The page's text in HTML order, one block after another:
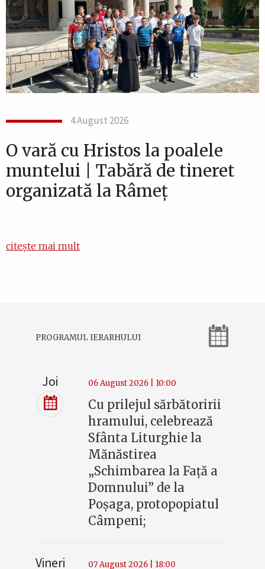
4 August 2026
O vară cu Hristos la poalele
muntelui | Tabără de tineret
organizată la Râmeț
citește mai mult
PROGRAMUL IERARHULUI
Joi 06 August 2026 | 10:00
Cu prilejul sărbătoririi
hramului, celebrează
Sfânta Liturghie la
Mănăstirea
„Schimbarea la Faţă a
Domnului” de la
Poşaga, protopopiatul
Câmpeni;
Vineri 07 August 2026 | 18:00